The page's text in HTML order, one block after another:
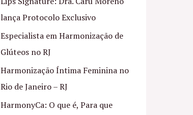
lança Protocolo Exclusivo
Especialista em Harmonização de
Glúteos no RJ
Harmonização Íntima Feminina no
Rio de Janeiro – RJ
HarmonyCa: O que é, Para que